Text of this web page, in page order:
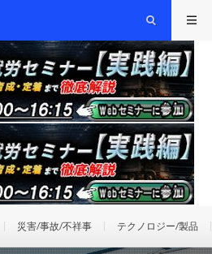
災害/事故/不祥事 テクノロジー/製品